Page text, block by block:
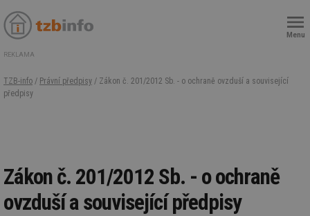
Menu
REKLAMA
TZB-info / Právní předpisy / Zákon č. 201/2012 Sb. - o ochraně ovzduší a související
předpisy
Zákon č. 201/2012 Sb. - o ochraně
ovzduší a související předpisy